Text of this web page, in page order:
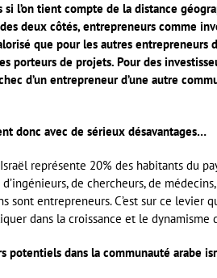
si l’on tient compte de la distance
deux côtés, entrepreneurs comme
que pour les autres
porteurs de projets. Pour des
d’un entrepreneur d’une autre
donc avec de sérieux désavantages…
représente 20% des habitants du
de chercheurs, de
sont entrepreneurs. C’est sur ce
dans la croissance et le dynamisme
potentiels dans la communauté arabe